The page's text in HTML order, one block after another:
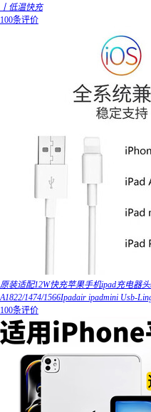
丨低温快充
100条评价
原装适配12W快充苹果手机ipad充电器
A1822/1474/1566Ipadair ipadmini Usb-
100条评价